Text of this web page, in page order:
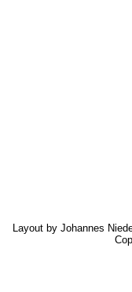
Layout by Johannes